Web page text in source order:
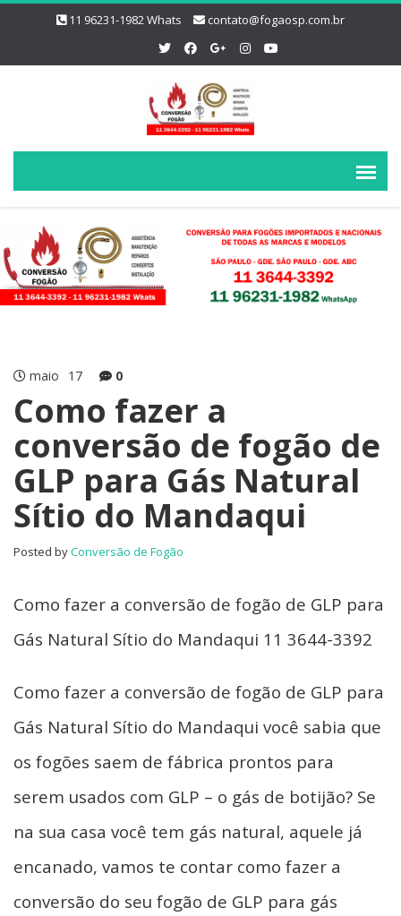
11 96231-1982 Whats contato@fogaosp.com.br
maio 17 0
Como fazer a
conversão de fogão de
GLP para Gás Natural
Sítio do Mandaqui
Posted byConversão de Fogão
Como fazer a conversão de fogão de GLP para
Gás Natural Sítio do Mandaqui 11 3644-3392
Como fazer a conversão de fogão de GLP para
Gás Natural Sítio do Mandaqui você sabia que
os fogões saem de fábrica prontos para
serem usados com GLP – o gás de botijão? Se
na sua casa você tem gás natural, aquele já
encanado, vamos te contar como fazer a
conversão do seu fogão de GLP para gás